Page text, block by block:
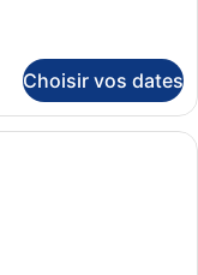
Choisir vos dates
d’hôtel avec un